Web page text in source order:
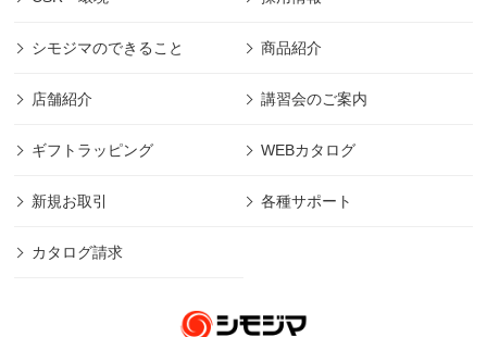
シモジマのできること 商品紹介
店舗紹介 講習会のご案内
ギフトラッピング WEBカタログ
新規お取引 各種サポート
カタログ請求